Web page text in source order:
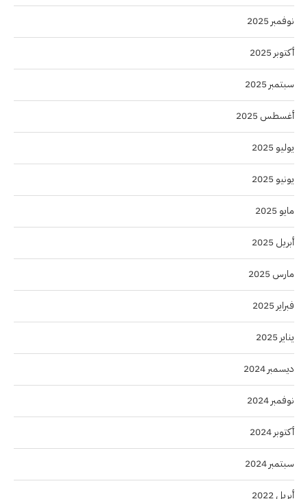
نوفمبر 2025
أكتوبر 2025
سبتمبر 2025
أغسطس 2025
يوليو 2025
يونيو 2025
مايو 2025
أبريل 2025
مارس 2025
فبراير 2025
يناير 2025
ديسمبر 2024
نوفمبر 2024
أكتوبر 2024
سبتمبر 2024
أبريل 2022